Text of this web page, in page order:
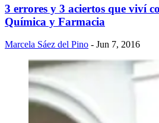
3 errores y 3 aciertos que viví
Química y Farmacia
Marcela Sáez del Pino - Jun 7, 2016